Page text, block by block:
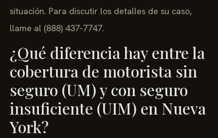
situación. Para discutir los detalles de su caso,
llame al (888) 437-7747.
¿Qué diferencia hay entre la
cobertura de motorista sin
seguro (UM) y con seguro
insuficiente (UIM) en Nueva
York?